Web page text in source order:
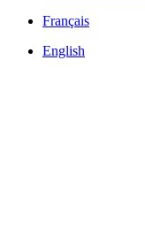
Français
English